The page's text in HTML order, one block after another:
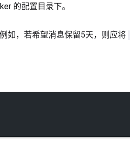
的配置目录下。
如，若希望消息保留5天，则应将